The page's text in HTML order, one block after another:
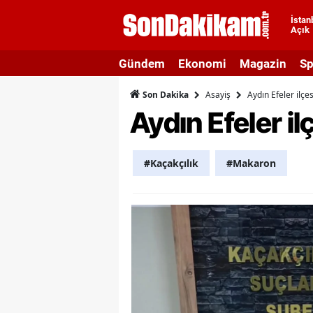
Açık
Gündem Ekonomi Magazin
Son Dakika Asayiş Aydın Efeler
Aydın Efeler
#Kaçakçılık #Makaron